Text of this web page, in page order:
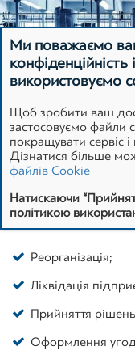
Оцінка вартості
процедура для
виконання
нематеріальні
Реорганізація;
Ліквідація
Прийняття
Оформлення
Ми поважаємо
конфіденційність і
використовуємо
Щоб зробити ваш
застосовуємо файли
покращувати сервіс
Дізнатися більше
файлів Cookie
Натискаючи
політикою